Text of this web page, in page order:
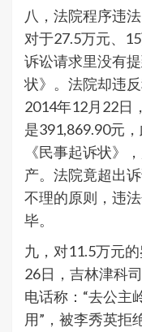
八，法院程序违
对于27.5万元、
诉讼请求里没有
状》。法院却违
2014年12月22日
是391,869.90元
《民事起诉状》
产。法院竟超出
不理的原则，违
毕。
九，对11.5万元
26日，吉林津科
电话称：“去公主
用”，被李秀英拒